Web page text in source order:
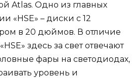
Atlas. Одно из главных
«HSE» – диски с 12
в 20 дюймов. В отличие
здесь за свет отвечают
фары на светодиодах,
уровень и